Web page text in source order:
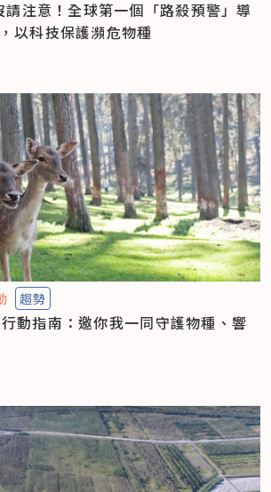
注意！全球第一個「路殺預警」導
以科技保護瀕危物種
趨勢
動指南：邀你我一同守護物種、響